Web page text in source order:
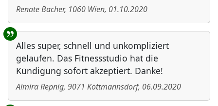
Renate Bacher, 1060 Wien, 01.10.2020
Alles super, schnell und unkompliziert
gelaufen. Das Fitnessstudio hat die
Kündigung sofort akzeptiert. Danke!
Almira Repnig, 9071 Köttmannsdorf, 06.09.2020